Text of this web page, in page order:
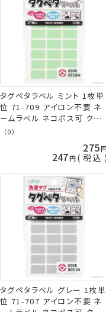
タグペタラベル ミント 1枚単
位 71-709 アイロン不要 ネ
ームラベル ネコポス可 クロ
バー clv 手芸の山久
（0）
275
247 税込
タグペタラベル グレー 1枚単
位 71-707 アイロン不要 ネ